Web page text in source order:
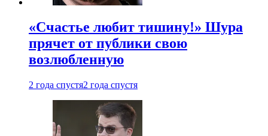
«Счастье любит тишину!» Шура
прячет от публики свою
возлюбленную
2 года спустя2 года спустя